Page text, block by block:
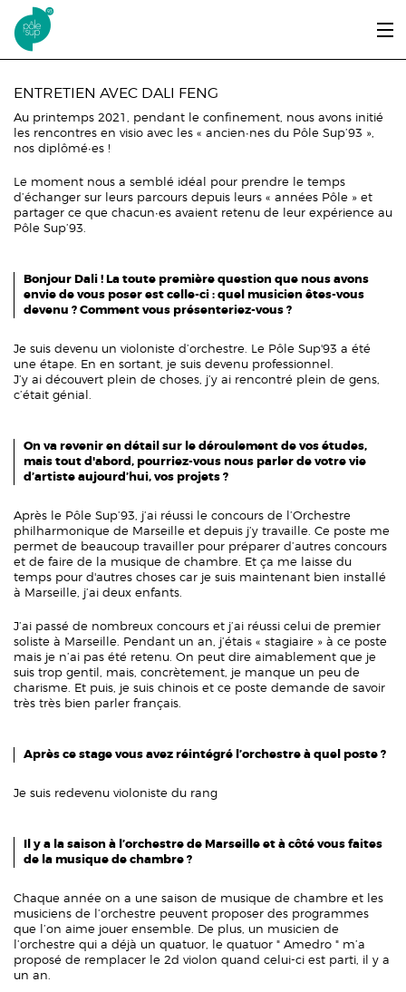
Aller au contenu principal
ENTRER ET SE FORMER
ÉCOUTER, VOIR & LIRE
ERASMUS+
ENTRETIEN AVEC DALI FENG
Au printemps 2021, pendant le confinement, nous avons initié
les rencontres en visio avec les « ancien∙nes du Pôle Sup’93 »,
nos diplômé∙es !
Le moment nous a semblé idéal pour prendre le temps
d’échanger sur leurs parcours depuis leurs « années Pôle » et
partager ce que chacun∙es avaient retenu de leur expérience au
Pôle Sup’93.
Bonjour Dali ! La toute première question que nous avons
envie de vous poser est celle-ci : quel musicien êtes-vous
devenu ? Comment vous présenteriez-vous ?
Je suis devenu un violoniste d’orchestre. Le Pôle Sup'93 a été
une étape. En en sortant, je suis devenu professionnel.
J’y ai découvert plein de choses, j’y ai rencontré plein de gens,
c’était génial.
On va revenir en détail sur le déroulement de vos études,
mais tout d'abord, pourriez-vous nous parler de votre vie
d’artiste aujourd’hui, vos projets ?
Après le Pôle Sup’93, j’ai réussi le concours de l’Orchestre
philharmonique de Marseille et depuis j’y travaille. Ce poste me
permet de beaucoup travailler pour préparer d’autres concours
et de faire de la musique de chambre. Et ça me laisse du
temps pour d'autres choses car je suis maintenant bien installé
à Marseille, j’ai deux enfants.
J’ai passé de nombreux concours et j’ai réussi celui de premier
soliste à Marseille. Pendant un an, j’étais « stagiaire » à ce poste
mais je n’ai pas été retenu. On peut dire aimablement que je
suis trop gentil, mais, concrètement, je manque un peu de
charisme. Et puis, je suis chinois et ce poste demande de savoir
très très bien parler français.
Après ce stage vous avez réintégré l’orchestre à quel poste ?
Je suis redevenu violoniste du rang
Il y a la saison à l’orchestre de Marseille et à côté vous faites
de la musique de chambre ?
Chaque année on a une saison de musique de chambre et les
musiciens de l’orchestre peuvent proposer des programmes
que l’on aime jouer ensemble. De plus, un musicien de
l’orchestre qui a déjà un quatuor, le quatuor " Amedro " m’a
proposé de remplacer le 2d violon quand celui-ci est parti, il y a
un an.